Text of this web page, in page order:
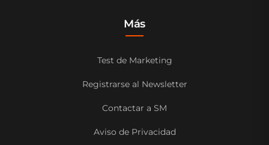
Más
Test de Marketing
Registrarse al Newsletter
Contactar a SM
Aviso de Privacidad